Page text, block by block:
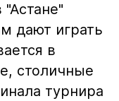
дают играть
в
столичные
турнира